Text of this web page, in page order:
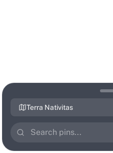
Terra Nativitas